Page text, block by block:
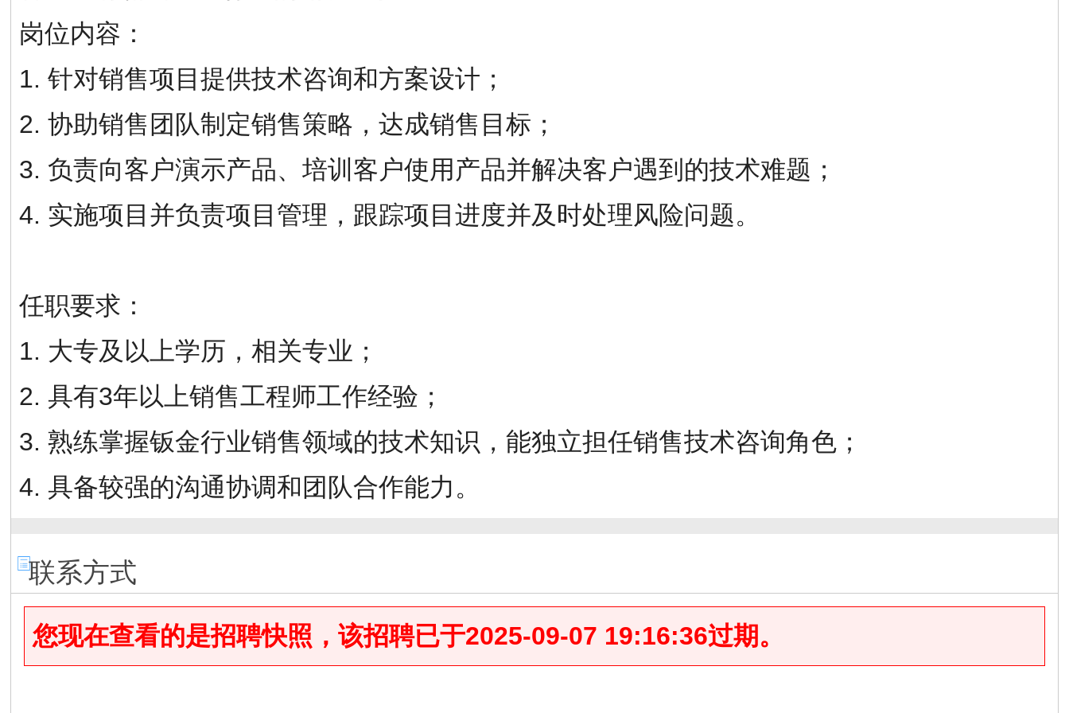
岗位内容：
1. 针对销售项目提供技术咨询和方案设计；
2. 协助销售团队制定销售策略，达成销售目标；
3. 负责向客户演示产品、培训客户使用产品并解决客户遇到的技术难题；
4. 实施项目并负责项目管理，跟踪项目进度并及时处理风险问题。
任职要求：
1. 大专及以上学历，相关专业；
2. 具有3年以上销售工程师工作经验；
3. 熟练掌握钣金行业销售领域的技术知识，能独立担任销售技术咨询角色；
4. 具备较强的沟通协调和团队合作能力。
联系方式
您现在查看的是招聘快照，该招聘已于2025-09-07 19:16:36过期。